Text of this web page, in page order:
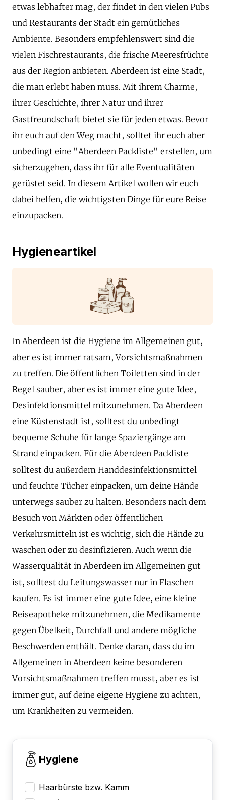
etwas lebhafter mag, der findet in den vielen Pubs
und Restaurants der Stadt ein gemütliches
Ambiente. Besonders empfehlenswert sind die
vielen Fischrestaurants, die frische Meeresfrüchte
aus der Region anbieten. Aberdeen ist eine Stadt,
die man erlebt haben muss. Mit ihrem Charme,
ihrer Geschichte, ihrer Natur und ihrer
Gastfreundschaft bietet sie für jeden etwas. Bevor
ihr euch auf den Weg macht, solltet ihr euch aber
unbedingt eine "Aberdeen Packliste" erstellen, um
sicherzugehen, dass ihr für alle Eventualitäten
gerüstet seid. In diesem Artikel wollen wir euch
dabei helfen, die wichtigsten Dinge für eure Reise
einzupacken.
Hygieneartikel
In Aberdeen ist die Hygiene im Allgemeinen gut,
aber es ist immer ratsam, Vorsichtsmaßnahmen
zu treffen. Die öffentlichen Toiletten sind in der
Regel sauber, aber es ist immer eine gute Idee,
Desinfektionsmittel mitzunehmen. Da Aberdeen
eine Küstenstadt ist, solltest du unbedingt
bequeme Schuhe für lange Spaziergänge am
Strand einpacken. Für die Aberdeen Packliste
solltest du außerdem Handdesinfektionsmittel
und feuchte Tücher einpacken, um deine Hände
unterwegs sauber zu halten. Besonders nach dem
Besuch von Märkten oder öffentlichen
Verkehrsmitteln ist es wichtig, sich die Hände zu
waschen oder zu desinfizieren. Auch wenn die
Wasserqualität in Aberdeen im Allgemeinen gut
ist, solltest du Leitungswasser nur in Flaschen
kaufen. Es ist immer eine gute Idee, eine kleine
Reiseapotheke mitzunehmen, die Medikamente
gegen Übelkeit, Durchfall und andere mögliche
Beschwerden enthält. Denke daran, dass du im
Allgemeinen in Aberdeen keine besonderen
Vorsichtsmaßnahmen treffen musst, aber es ist
immer gut, auf deine eigene Hygiene zu achten,
um Krankheiten zu vermeiden.
Hygiene
Haarbürste bzw. Kamm